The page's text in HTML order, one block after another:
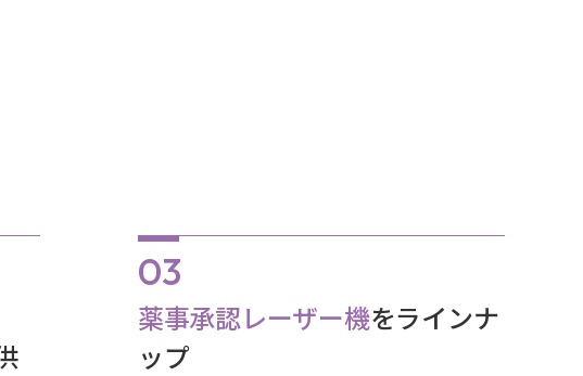
薬事承認レーザー機をラインナ
ップ